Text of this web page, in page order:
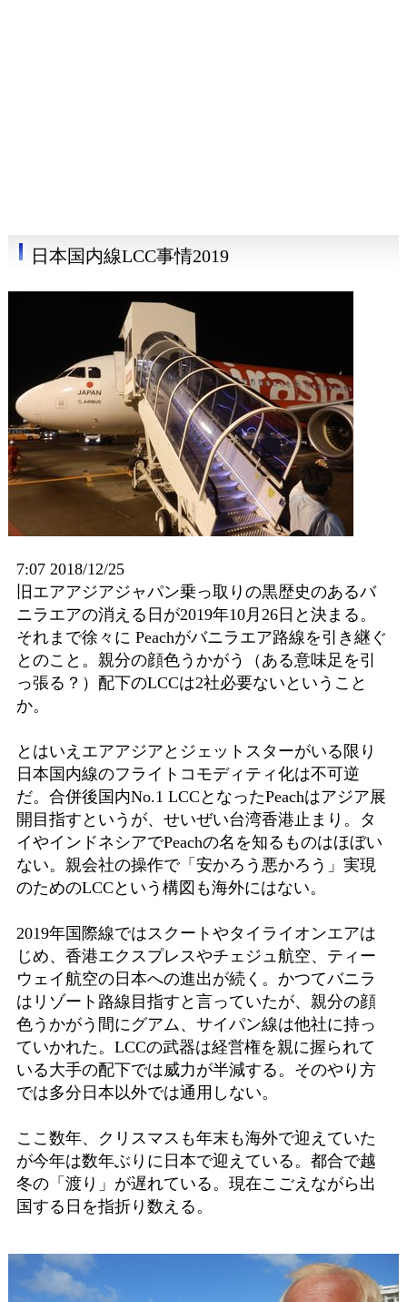
日本国内線LCC事情2019
7:07 2018/12/25
旧エアアジアジャパン乗っ取りの黒歴史のあるバ
ニラエアの消える日が2019年10月26日と決まる。
それまで徐々に Peachがバニラエア路線を引き継ぐ
とのこと。親分の顔色うかがう（ある意味足を引
っ張る？）配下のLCCは2社必要ないということ
か。
とはいえエアアジアとジェットスターがいる限り
日本国内線のフライトコモディティ化は不可逆
だ。合併後国内No.1 LCCとなったPeachはアジア展
開目指すというが、せいぜい台湾香港止まり。タ
イやインドネシアでPeachの名を知るものはほぼい
ない。親会社の操作で「安かろう悪かろう」実現
のためのLCCという構図も海外にはない。
2019年国際線ではスクートやタイライオンエアは
じめ、香港エクスプレスやチェジュ航空、ティー
ウェイ航空の日本への進出が続く。かつてバニラ
はリゾート路線目指すと言っていたが、親分の顔
色うかがう間にグアム、サイパン線は他社に持っ
ていかれた。LCCの武器は経営権を親に握られて
いる大手の配下では威力が半減する。そのやり方
では多分日本以外では通用しない。
ここ数年、クリスマスも年末も海外で迎えていた
が今年は数年ぶりに日本で迎えている。都合で越
冬の「渡り」が遅れている。現在こごえながら出
国する日を指折り数える。